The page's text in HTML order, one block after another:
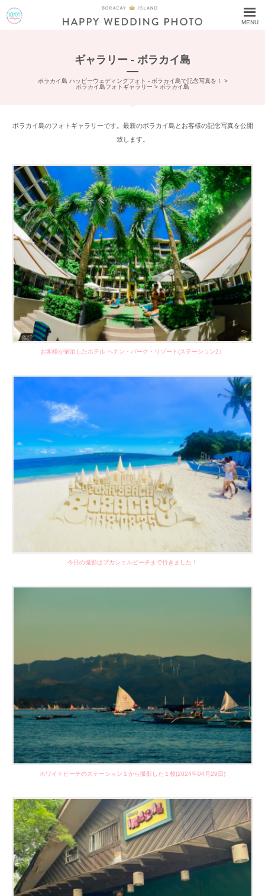
MENU
ギャラリー - ボラカイ島
ボラカイ島 ハッピーウェディングフォト - ボラカイ島で記念写真を！
>
ボラカイ島フォトギャラリー > ボラカイ島
ボラカイ島のフォトギャラリーです。最新のボラカイ島とお客様の記念写真を公開
致します。
お客様が宿泊したホテル ヘナン・パーク・リゾート(ステーション2）
今日の撮影はプカシェルビーチまで行きました！
ホワイトビーチのステーション１から撮影した１枚(2024年04月29日)